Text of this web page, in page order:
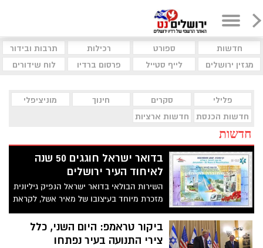
חדשות ספורט רכילות
תרבות ובידור
מגזין ירושלים
לייף סטייל פרסום ברדיו לוח שידורים
פלילי סקרים חינוך
מוניציפלי
חדשות הכנסת
חדשות ארציות
חדשות
בדואר ישראל חוגגים 50 שנה
לאיחוד העיר ירושלים
השירות הבולאי בדואר ישראל הנפיק גיליונית
מזכרת מיוחד בעיצובו של מאיר אשל, לקראת
יום ירושלים גיליונית המזכרת תכיל שני בולים,
בול הכותל המערבי ובול האוניברסיטה
העברית
ביקור טראמפ: היום השני, כלל
צירי התנועה בעיר נפתחו